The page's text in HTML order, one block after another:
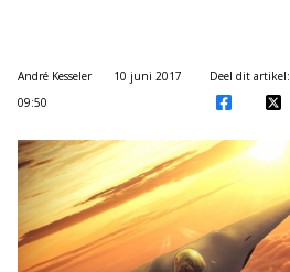
André Kesseler
10 juni 2017
09:50
Deel dit artikel: